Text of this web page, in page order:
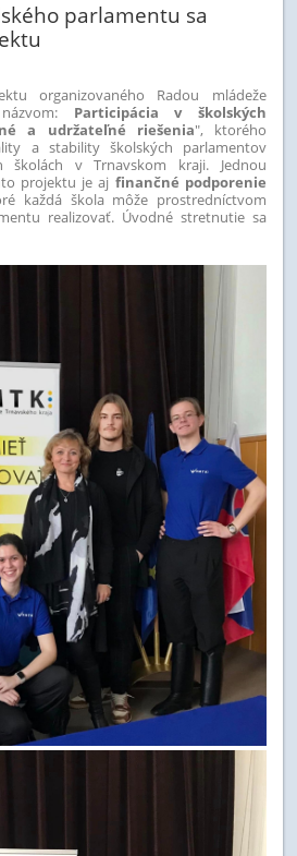
parlamentu sa
organizovaného Radou mládeže
Participácia v školských
a udržateľné riešenia", ktorého
a stability školských parlamentov
školách v Trnavskom kraji. Jednou
projektu je aj finančné podporenie
každá škola môže prostredníctvom
realizovať. Úvodné stretnutie sa